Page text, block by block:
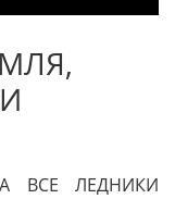
ВСЕ ЛЕДНИКИ